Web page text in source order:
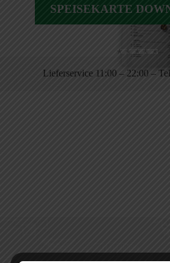
SPEISEKARTE
Lieferservice 11:00 – 22:00 –